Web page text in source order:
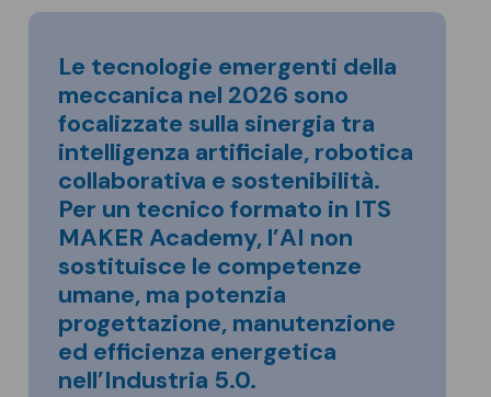
Le tecnologie emergenti della
meccanica nel 2026 sono
focalizzate sulla sinergia tra
intelligenza artificiale, robotica
collaborativa e sostenibilità.
Per un tecnico formato in ITS
MAKER Academy, l’AI non
sostituisce le competenze
umane, ma potenzia
progettazione, manutenzione
ed efficienza energetica
nell’Industria 5.0.